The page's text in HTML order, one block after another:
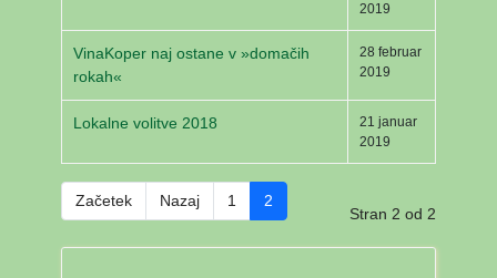
2019
VinaKoper naj ostane v »domačih
rokah«
28 februar
2019
Lokalne volitve 2018
21 januar
2019
Začetek Nazaj 1 2
Stran 2 od 2